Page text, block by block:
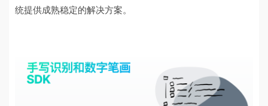
统提供成熟稳定的解决方案。